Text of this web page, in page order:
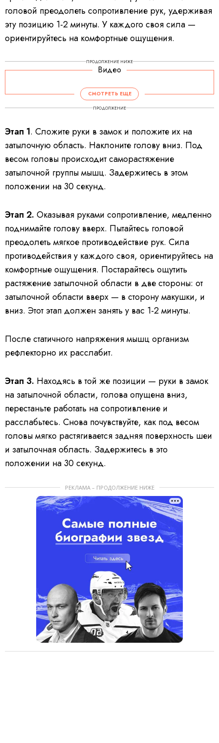
головой преодолеть сопротивление рук, удерживая
эту позицию 1-2 минуты. У каждого своя сила —
ориентируйтесь на комфортные ощущения.
ПРОДОЛЖЕНИЕ НИЖЕ
Видео
СМОТРЕТЬ ЕЩЕ
ПРОДОЛЖЕНИЕ
Этап 1. Сложите руки в замок и положите их на
затылочную область. Наклоните голову вниз. Под
весом головы происходит саморастяжение
затылочной группы мышц. Задержитесь в этом
положении на 30 секунд.
Этап 2. Оказывая руками сопротивление, медленно
поднимайте голову вверх. Пытайтесь головой
преодолеть мягкое противодействие рук. Сила
противодействия у каждого своя, ориентируйтесь на
комфортные ощущения. Постарайтесь ощутить
растяжение затылочной области в две стороны: от
затылочной области вверх — в сторону макушки, и
вниз. Этот этап должен занять у вас 1-2 минуты.
После статичного напряжения мышц организм
рефлекторно их расслабит.
Этап 3. Находясь в той же позиции — руки в замок
на затылочной области, голова опущена вниз,
перестаньте работать на сопротивление и
расслабьтесь. Снова почувствуйте, как под весом
головы мягко растягивается задняя поверхность шеи
и затылочная область. Задержитесь в это
положении на 30 секунд.
РЕКЛАМА – ПРОДОЛЖЕНИЕ НИЖЕ